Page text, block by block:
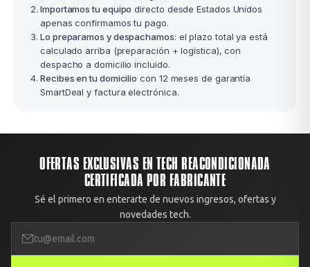
Importamos tu equipo directo desde Estados Unidos
apenas confirmamos tu pago.
Lo preparamos y despachamos: el plazo total ya está
calculado arriba (preparación + logística), con
despacho a domicilio incluido.
Recibes en tu domicilio con 12 meses de garantía
SmartDeal y factura electrónica.
OFERTAS EXCLUSIVAS EN TECH REACONDICIONADA
CERTIFICADA POR FABRICANTE
Sé el primero en enterarte de nuevos ingresos, ofertas y
novedades tech.